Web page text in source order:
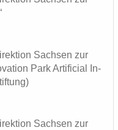
Sach­sen zur
Park Ar­ti­fi­ci­al In­
Sach­sen zur